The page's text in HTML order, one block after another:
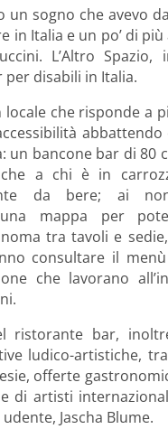
un sogno che avevo
in Italia e un po’ di
L’Altro
disabili in Italia.
che risponde a
un bancone bar di 80
a chi è in
da bere; ai
una mappa per
tra tavoli e
consultare il
che lavorano
ristorante bar,
ludico-artistiche,
offerte
di artisti
Jascha Blume.